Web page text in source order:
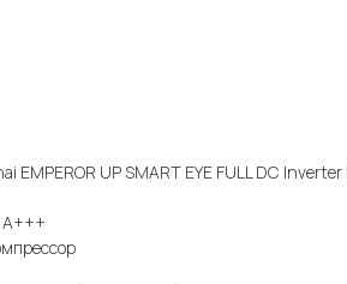
EMPEROR UP SMART EYE FULL DC
A+++